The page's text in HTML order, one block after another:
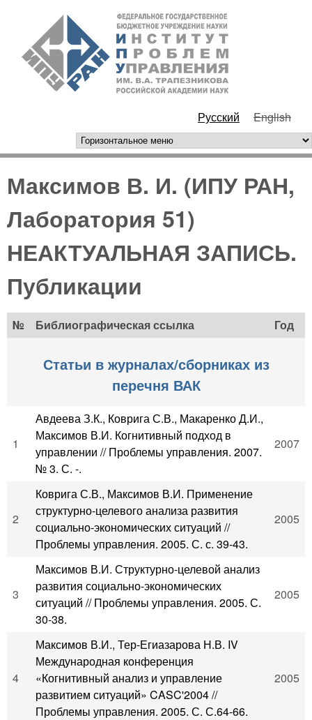
Перейти к основному
содержанию
РАН
Русский English
горизонтальное меню
Максимов В. И. (ИПУ РАН,
Лаборатория 51)
НЕАКТУАЛЬНАЯ ЗАПИСЬ.
Публикации
№ Библиографическая ссылка Год
Статьи в журналах/сборниках из
перечня ВАК
1
Авдеева З.К., Коврига С.В., Макаренко Д.И.,
Максимов В.И. Когнитивный подход в
управлении // Проблемы управления. 2007.
№ 3. С. -.
2007
2
Коврига С.В., Максимов В.И. Применение
структурно-целевого анализа развития
социально-экономических ситуаций //
Проблемы управления. 2005. С. с. 39-43.
2005
3
Максимов В.И. Структурно-целевой анализ
развития социально-экономических
ситуаций // Проблемы управления. 2005. С.
30-38.
2005
4
Максимов В.И., Тер-Егиазарова Н.В. IV
Международная конференция
«Когнитивный анализ и управление
развитием ситуаций» CASC'2004 //
Проблемы управления. 2005. С. С.64-66.
2005